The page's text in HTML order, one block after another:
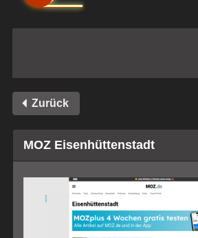
Zurück
MOZ Eisenhüttenstadt